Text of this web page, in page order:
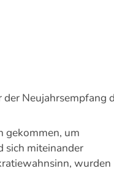
Neujahrsempfang
gekommen, um
sich miteinander
wurden